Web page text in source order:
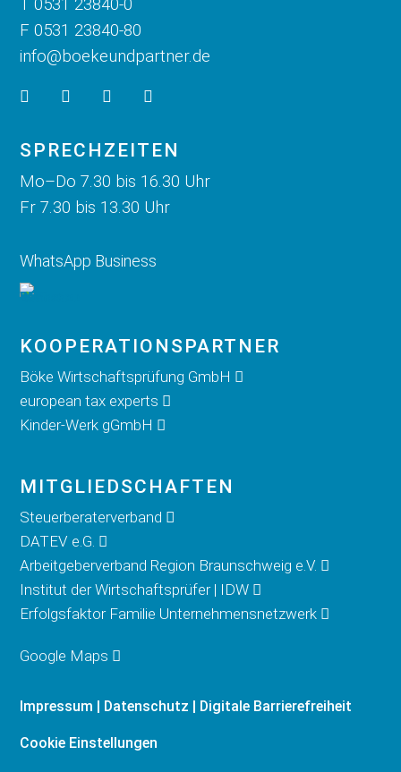
T 0531 23840-0
F 0531 23840-80
info@boekeundpartner.de
SPRECHZEITEN
Mo–Do 7.30 bis 16.30 Uhr
Fr 7.30 bis 13.30 Uhr
WhatsApp Business
KOOPERATIONS­PARTNER
Böke Wirtschaftsprüfung GmbH
european tax experts
Kinder-Werk gGmbH
MITGLIED­SCHAFTEN
Steuerberaterverband
DATEV e.G.
Arbeitgeberverband Region Braunschweig e.V.
Institut der Wirtschaftsprüfer | IDW
Erfolgsfaktor Familie Unternehmensnetzwerk
Google Maps
Impressum | Datenschutz | Digitale Barrierefreiheit
Cookie Einstellungen